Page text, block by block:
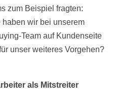
zum Beispiel fragten:
wir bei unserem
Team auf Kundenseite
unser weiteres Vorgehen?
als Mitstreiter